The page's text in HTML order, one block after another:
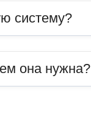
систему?
она нужна?